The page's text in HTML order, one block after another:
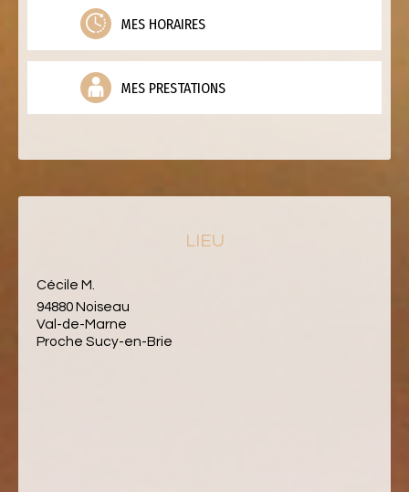
MES HORAIRES
MES PRESTATIONS
LIEU
Cécile M.
94880 Noiseau
Val-de-Marne
Proche Sucy-en-Brie